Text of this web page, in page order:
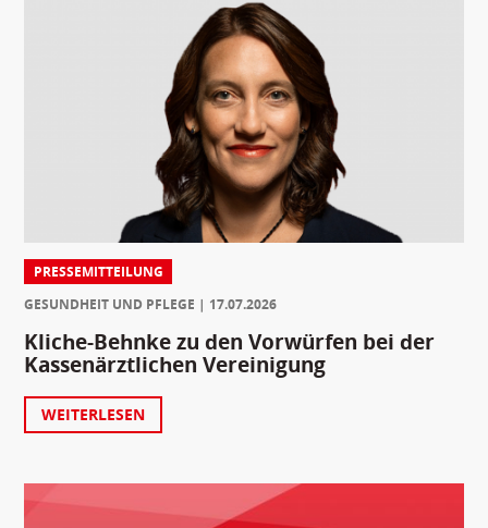
PRESSEMITTEILUNG
GESUNDHEIT UND PFLEGE
17.07.2026
Kliche-Behnke zu den Vorwürfen bei der
Kassenärztlichen Vereinigung
WEITERLESEN